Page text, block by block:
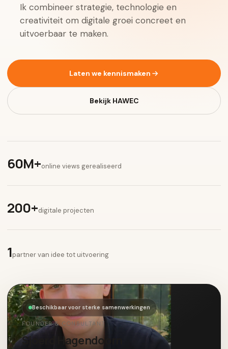
Ik combineer strategie, technologie en
creativiteit om digitale groei concreet en
uitvoerbaar te maken.
Laten we kennismaken
Bekijk HAWEC
60M+online views gerealiseerd
200+digitale projecten
1partner van idee tot uitvoering
Beschikbaar voor sterke samenwerkingen
FOUNDER & CONSULTANT
Sjoerd Hagendoorn